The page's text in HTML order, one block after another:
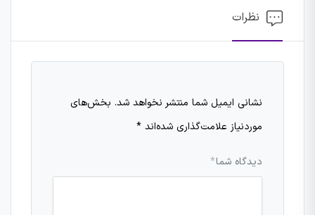
نظرات
نشانی ایمیل شما منتشر نخواهد شد. بخش‌های
موردنیاز علامت‌گذاری شده‌اند *
دیدگاه شما*